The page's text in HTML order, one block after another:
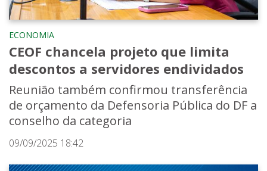
ECONOMIA
CEOF chancela projeto que limita
descontos a servidores endividados
Reunião também confirmou transferência
de orçamento da Defensoria Pública do DF a
conselho da categoria
09/09/2025 18:42